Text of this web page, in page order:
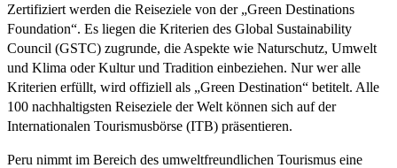
Zertifiziert werden die Reiseziele von der „Green Destinations
Foundation“. Es liegen die Kriterien des Global Sustainability
Council (GSTC) zugrunde, die Aspekte wie Naturschutz, Umwelt
und Klima oder Kultur und Tradition einbeziehen. Nur wer alle
Kriterien erfüllt, wird offiziell als „Green Destination“ betitelt. Alle
100 nachhaltigsten Reiseziele der Welt können sich auf der
Internationalen Tourismusbörse (ITB) präsentieren.
Peru nimmt im Bereich des umweltfreundlichen Tourismus eine